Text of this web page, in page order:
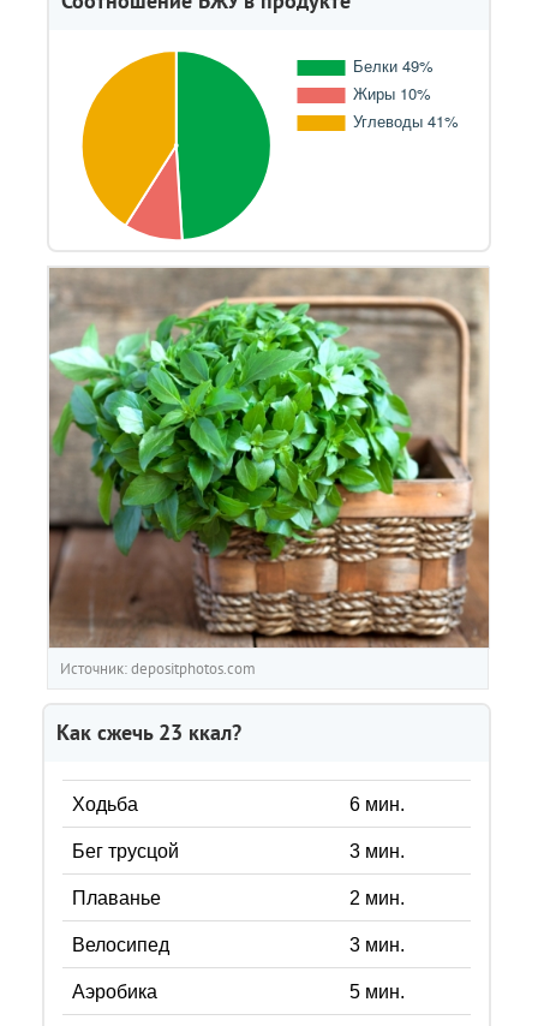
Источник: depositphotos.com
Как сжечь 23 ккал?
Ходьба 6мин.
Бег трусцой 3мин.
Плаванье 2 мин.
Велосипед 3мин.
Аэробика 5мин.